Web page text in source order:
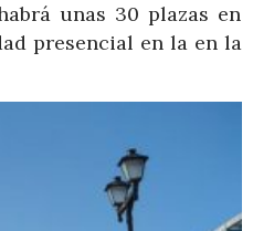
unas 30 plazas en
presencial en la en la